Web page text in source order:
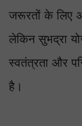
जरूरतों के लिए
लेकिन सुभद्रा
स्वतंत्रता और
है।